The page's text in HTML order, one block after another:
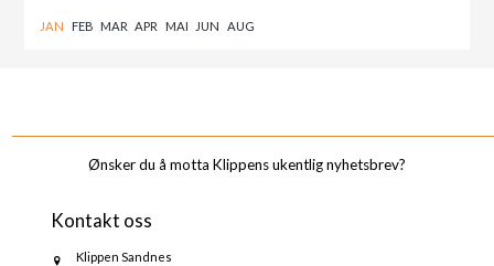
JAN FEB MAR APR MAI JUN AUG
Ønsker du å motta Klippens ukentlig nyhetsbrev?
Kontakt oss
Klippen Sandnes